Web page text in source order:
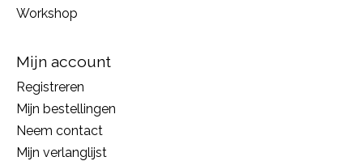
Workshop
Mijn account
Registreren
Mijn bestellingen
Neem contact
Mijn verlanglijst